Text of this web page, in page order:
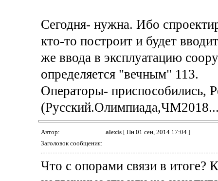
Сегодня- нужна. Ибо
кто-то построит и будет
же ввода в эксплуатацию
определяется "вечным" 113.
Операторы- приспособились,
Автор: alexis[ Пн 01 сен, 2014 17:04 ]
Заголовок сообщения:
Что с опорами связи в итоге?